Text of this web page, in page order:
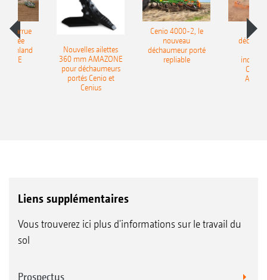
charrue
portée
Onland
Nouvelles ailettes
360 mm AMAZONE
pour déchaumeurs
portés Cenio et
Cenius
Cenio 4000-2, le
nouveau
déchaumeur porté
repliable
Liens supplémentaires
Vous trouverez ici plus d'informations sur le travail du
sol
Prospectus